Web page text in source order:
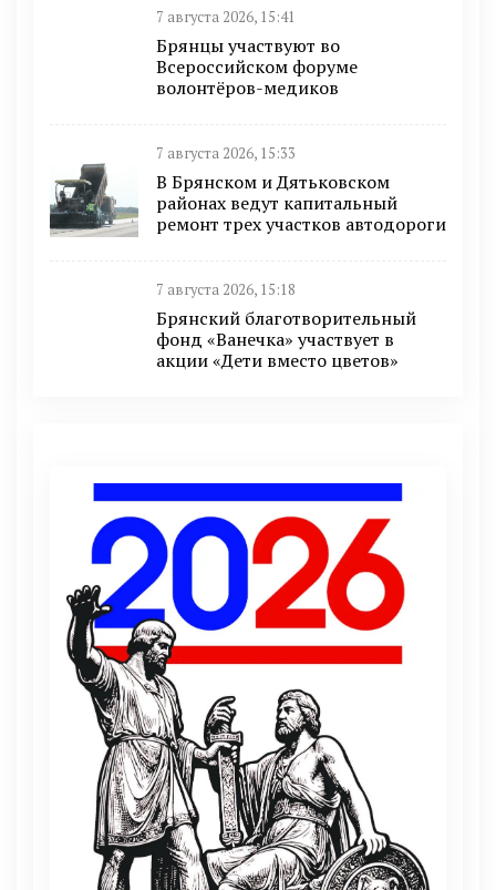
7 августа 2026, 15:41
Брянцы участвуют во
Всероссийском форуме
волонтёров-медиков
7 августа 2026, 15:33
В Брянском и Дятьковском
районах ведут капитальный
ремонт трех участков автодороги
7 августа 2026, 15:18
Брянский благотворительный
фонд «Ванечка» участвует в
акции «Дети вместо цветов»